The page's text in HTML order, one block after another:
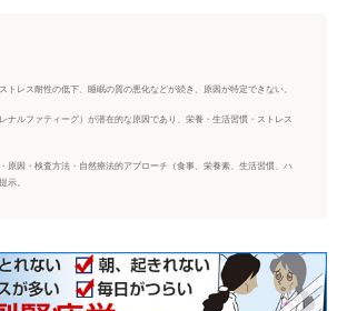
トレス耐性の低下、睡眠の質の悪化などが続き、原因が特定できない。
ナルファティーグ）が潜在的な原因であり、栄養・生活習慣・ストレス
原因・検査方法・自然療法的アプローチ（食事、栄養素、生活習慣、ハ
示。